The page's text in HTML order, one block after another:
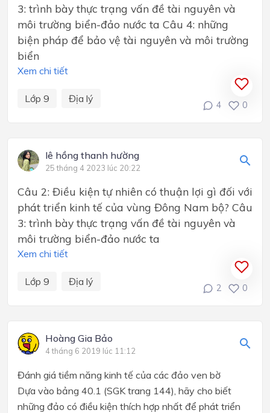
3: trình bày thực trạng vấn đề tài nguyên và
môi trường biển-đảo nước ta Câu 4: những
biện pháp để bảo vệ tài nguyên và môi trường
biển
Xem chi tiết
Lớp 9 Địa lý
4 0
lê hồng thanh hường
25 tháng 4 2023 lúc 20:22
Câu 2: Điều kiện tự nhiên có thuận lợi gì đối với
phát triển kinh tế của vùng Đông Nam bộ? Câu
3: trình bày thực trạng vấn đề tài nguyên và
môi trường biển-đảo nước ta
Xem chi tiết
Lớp 9 Địa lý
2 0
Hoàng Gia Bảo
4 tháng 6 2019 lúc 11:12
Đánh giá tiềm năng kinh tế của các đảo ven bờ
Dựa vào bảng 40.1 (SGK trang 144), hãy cho biết
những đảo có điều kiện thích hợp nhất để phát triển